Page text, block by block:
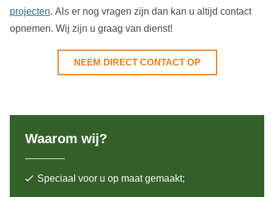
projecten. Als er nog vragen zijn dan kan u altijd contact
opnemen. Wij zijn u graag van dienst!
NEEM DIRECT CONTACT OP
Waarom wij?
Speciaal voor u op maat gemaakt;